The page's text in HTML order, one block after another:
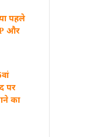
पहले
और
पर
का